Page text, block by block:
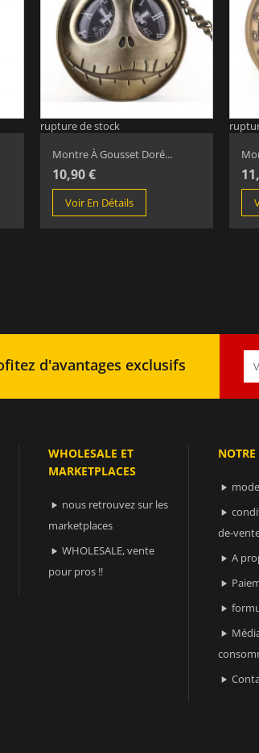
rupture de stock
Montre À Gousset Doré...
10,90 €
Voir En Détails
d'avantages exclusifs
WHOLESALE ET
MARKETPLACES
 nous retrouvez sur les
marketplaces
 WHOLESALE, vente
pour pros !!
NOTRE


de-
 A



